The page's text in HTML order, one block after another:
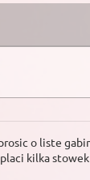
o liste
kilka